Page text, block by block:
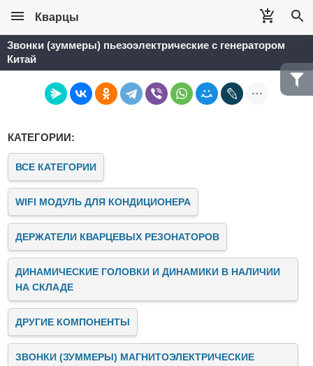
Кварцы
Звонки (зуммеры) пьезоэлектрические c генератором
Китай
КАТЕГОРИИ:
ВСЕ КАТЕГОРИИ
WIFI МОДУЛЬ ДЛЯ КОНДИЦИОНЕРА
ДЕРЖАТЕЛИ КВАРЦЕВЫХ РЕЗОНАТОРОВ
ДИНАМИЧЕСКИЕ ГОЛОВКИ И ДИНАМИКИ В НАЛИЧИИ
НА СКЛАДЕ
ДРУГИЕ КОМПОНЕНТЫ
ЗВОНКИ (ЗУММЕРЫ) МАГНИТОЭЛЕКТРИЧЕСКИЕ